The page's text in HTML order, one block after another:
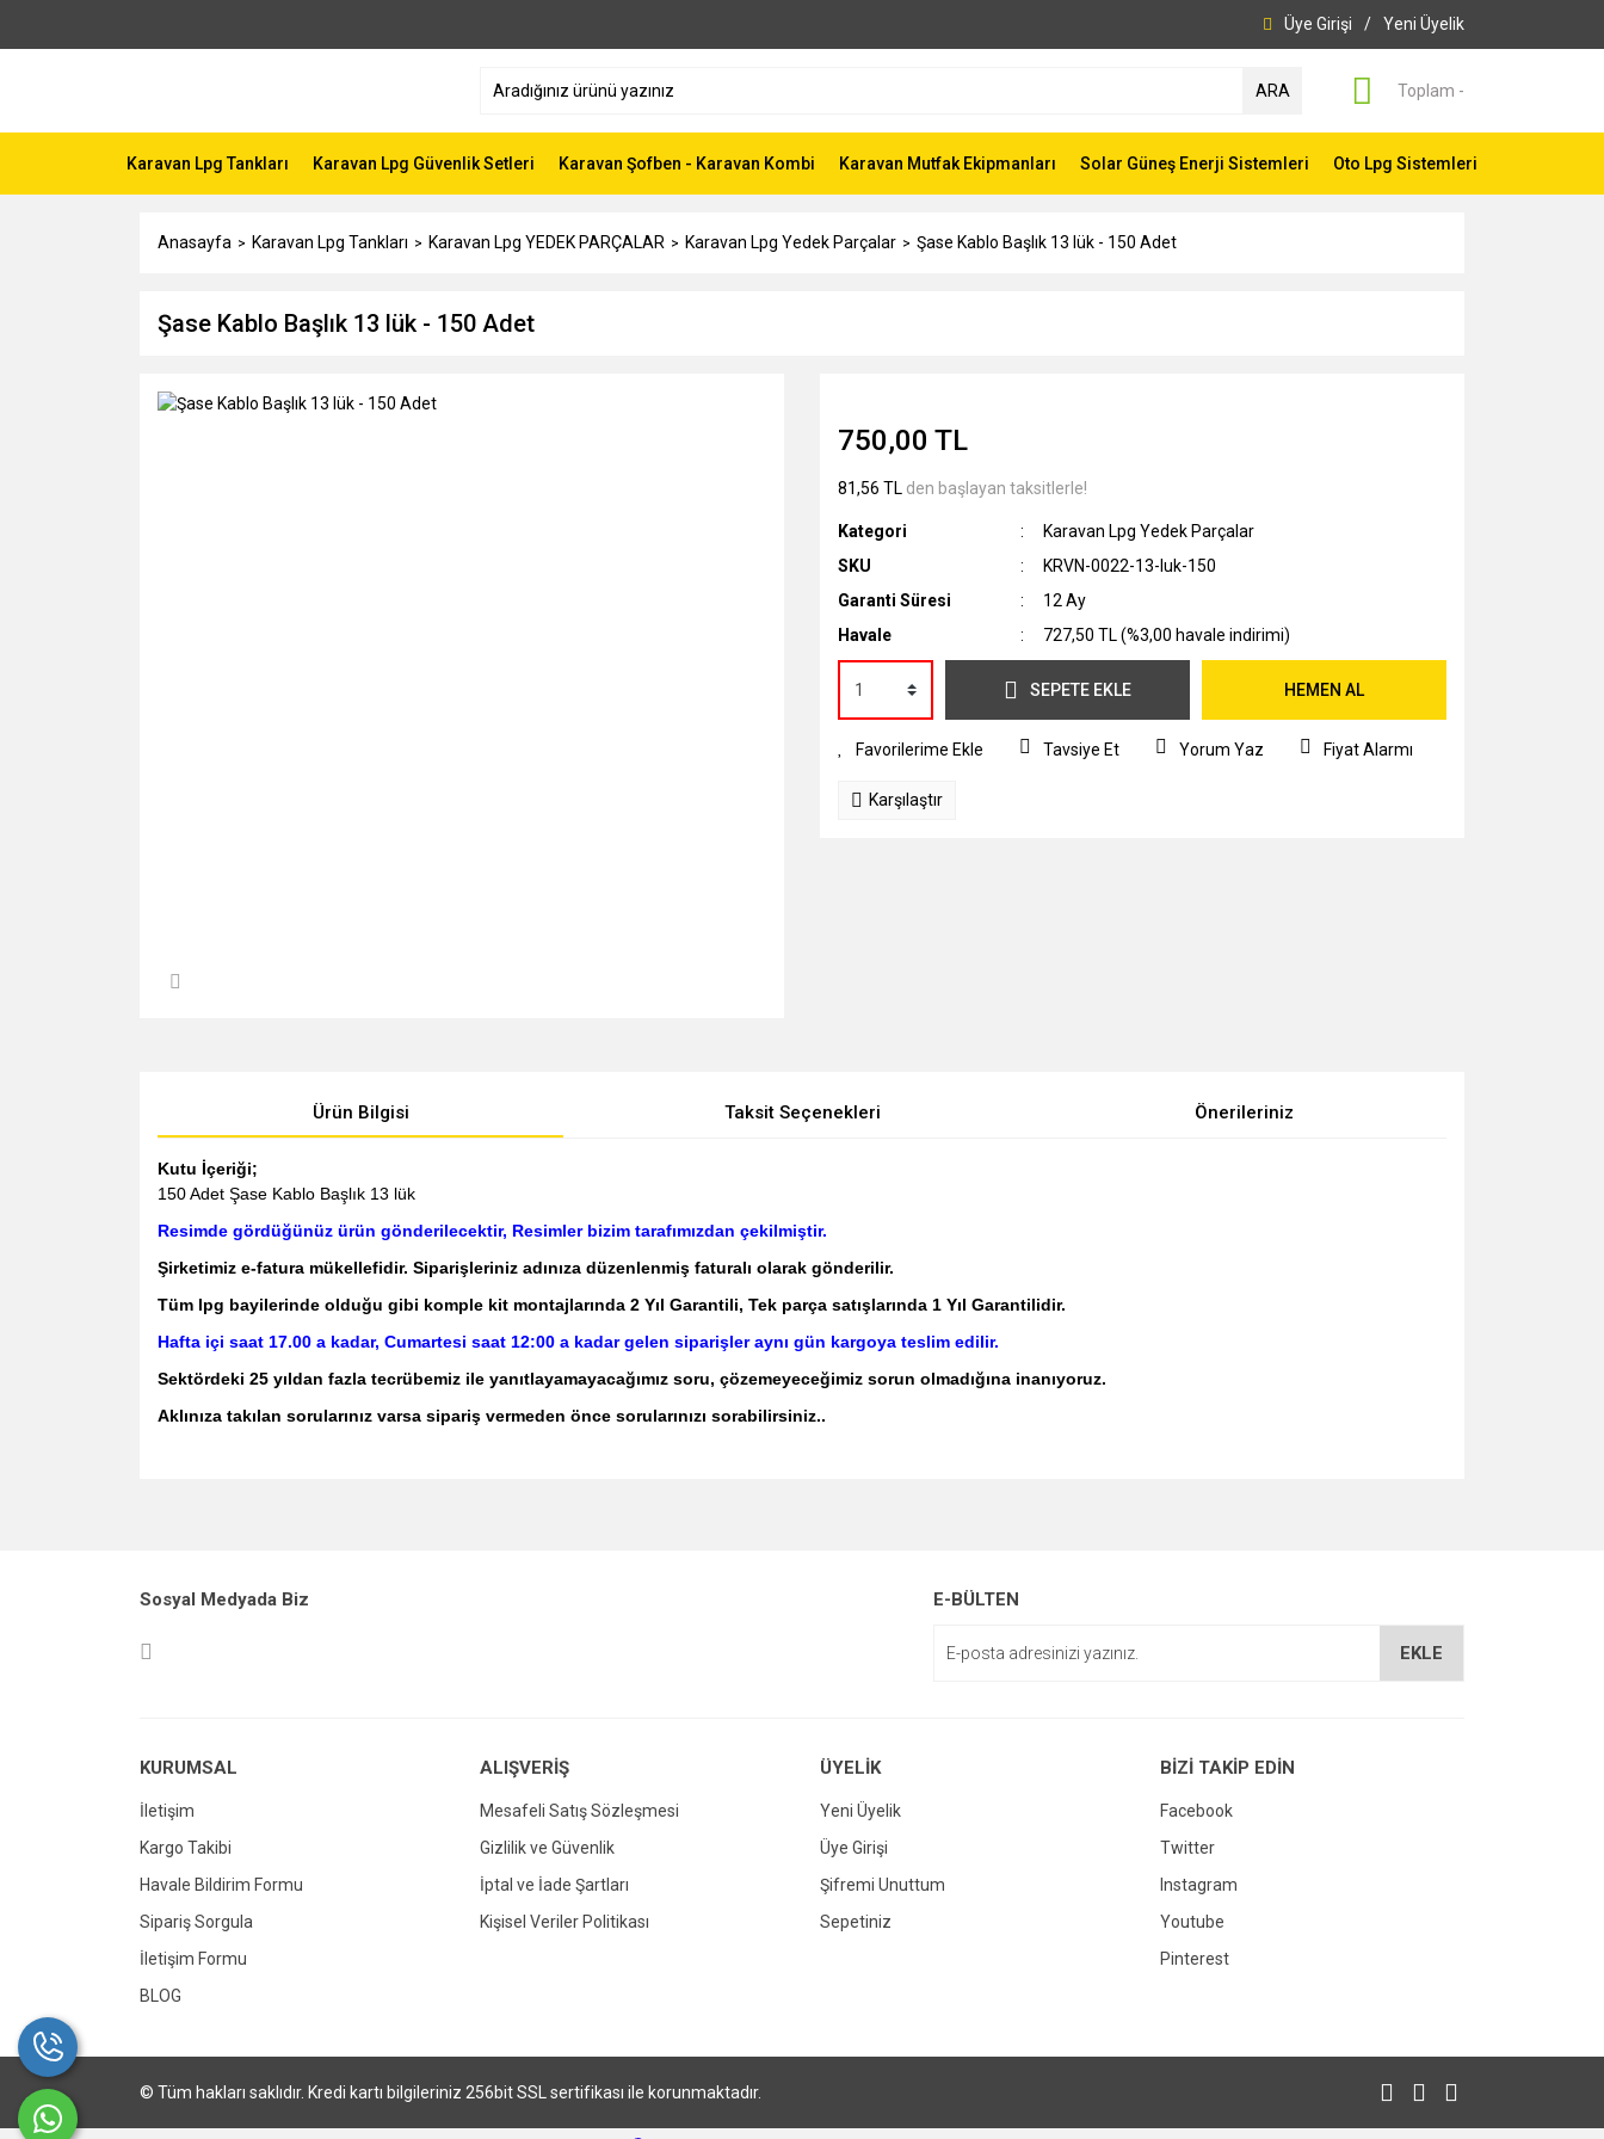
Üye Girişi / Yeni Üyelik
ARA Toplam -
Karavan Lpg Tankları Karavan Lpg Güvenlik Setleri Karavan Şofben - Karavan Kombi Karavan Mutfak Ekipmanları Solar Güneş Enerji Sistemleri Oto Lpg Sistemleri
Anasayfa Karavan Lpg Tankları Karavan Lpg YEDEK PARÇALAR Karavan Lpg Yedek Parçalar Şase Kablo Başlık 13 lük - 150 Adet
Şase Kablo Başlık 13 lük - 150 Adet
750,00 TL
81,56 TL den başlayan taksitlerle!
Kategori
Karavan Lpg Yedek Parçalar
SKU
KRVN-0022-13-luk-150
Garanti Süresi
12 Ay
Havale
727,50 TL (%3,00 havale indirimi)
SEPETE EKLE HEMEN AL
Tavsiye Et Yorum Yaz Fiyat Alarmı
Karşılaştır
Ürün Bilgisi Taksit Seçenekleri Önerileriniz
Kutu İçeriği;
150 Adet Şase Kablo Başlık 13 lük
Resimde gördüğünüz ürün gönderilecektir, Resimler bizim tarafımızdan çekilmiştir.
Şirketimiz e-fatura mükellefidir. Siparişleriniz adınıza düzenlenmiş faturalı olarak gönderilir.
Tüm lpg bayilerinde olduğu gibi komple kit montajlarında 2 Yıl Garantili, Tek parça satışlarında 1 Yıl Garantilidir.
Hafta içi saat 17.00 a kadar, Cumartesi saat 12:00 a kadar gelen siparişler aynı gün kargoya teslim edilir.
Sektördeki 25 yıldan fazla tecrübemiz ile yanıtlayamayacağımız soru, çözemeyeceğimiz sorun olmadığına inanıyoruz.
Aklınıza takılan sorularınız varsa sipariş vermeden önce sorularınızı sorabilirsiniz..
Ürün açıklamasında eksik bilgiler bulunuyor.
Gönder
Sosyal Medyada Biz E-BÜLTEN
EKLE
KURUMSAL
İletişim
Kargo Takibi
Havale Bildirim Formu
Sipariş Sorgula
İletişim Formu
BLOG
ALIŞVERİŞ
Mesafeli Satış Sözleşmesi
Gizlilik ve Güvenlik
İptal ve İade Şartları
Kişisel Veriler Politikası
ÜYELİK
Yeni Üyelik
Üye Girişi
Şifremi Unuttum
Sepetiniz
BİZİ TAKİP EDİN
Facebook
Twitter
Instagram
Youtube
Pinterest
© Tüm hakları saklıdır. Kredi kartı bilgileriniz 256bit SSL sertifikası ile korunmaktadır.